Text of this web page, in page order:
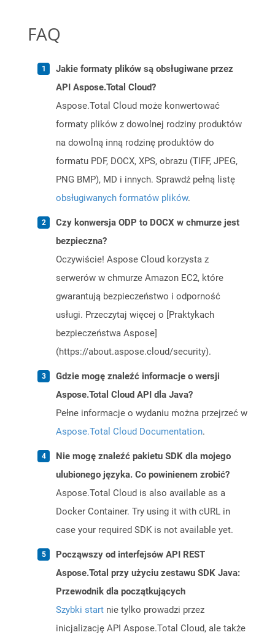
FAQ
Jakie formaty plików są obsługiwane przez
API Aspose.Total Cloud?
Aspose.Total Cloud może konwertować
formaty plików z dowolnej rodziny produktów
na dowolną inną rodzinę produktów do
formatu PDF, DOCX, XPS, obrazu (TIFF, JPEG,
PNG BMP), MD i innych. Sprawdź pełną listę
obsługiwanych formatów plików.
Czy konwersja ODP to DOCX w chmurze jest
bezpieczna?
Oczywiście! Aspose Cloud korzysta z
serwerów w chmurze Amazon EC2, które
gwarantują bezpieczeństwo i odporność
usługi. Przeczytaj więcej o [Praktykach
bezpieczeństwa Aspose]
(https://about.aspose.cloud/security).
Gdzie mogę znaleźć informacje o wersji
Aspose.Total Cloud API dla Java?
Pełne informacje o wydaniu można przejrzeć w
Aspose.Total Cloud Documentation.
Nie mogę znaleźć pakietu SDK dla mojego
ulubionego języka. Co powinienem zrobić?
Aspose.Total Cloud is also available as a
Docker Container. Try using it with cURL in
case your required SDK is not available yet.
Począwszy od interfejsów API REST
Aspose.Total przy użyciu zestawu SDK Java:
Przewodnik dla początkujących
Szybki start nie tylko prowadzi przez
inicjalizację API Aspose.Total Cloud, ale także